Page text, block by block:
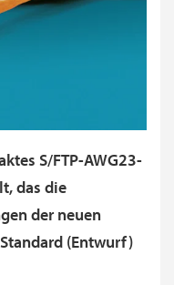
S/FTP-AWG23-
das die
der neuen
(Entwurf)